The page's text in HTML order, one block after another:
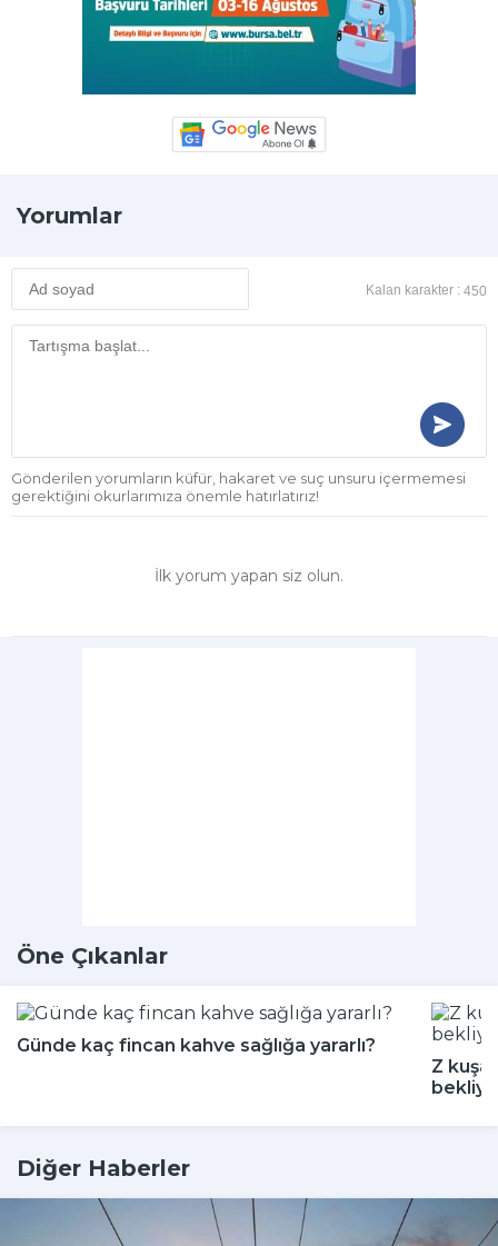
Yorumlar
Kalan karakter : 450
Gönderilen yorumların küfür, hakaret ve suç unsuru içermemesi
gerektiğini okurlarımıza önemle hatırlatırız!
İlk yorum yapan siz olun.
Öne Çıkanlar
Günde kaç fincan kahve sağlığa yararlı?
Z
Diğer Haberler